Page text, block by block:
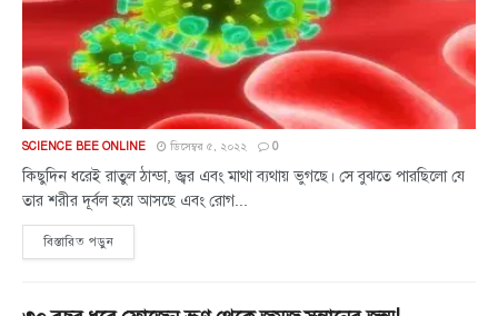
SCIENCE BEE ONLINE ডিসেম্বর ৫, ২০২২ 0
কিছুদিন ধরেই রাতুল ঠান্ডা, জ্বর এবং মাথা ব্যথায় ভুগছে। সে বুঝতে পারছিলো যে
তার শরীর দূর্বল হয়ে আসছে এবং রোগ...
বিস্তারিত পড়ুন